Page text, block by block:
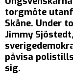
torgmöte
Skåne. Under
Jimmy
påvisa
sig.